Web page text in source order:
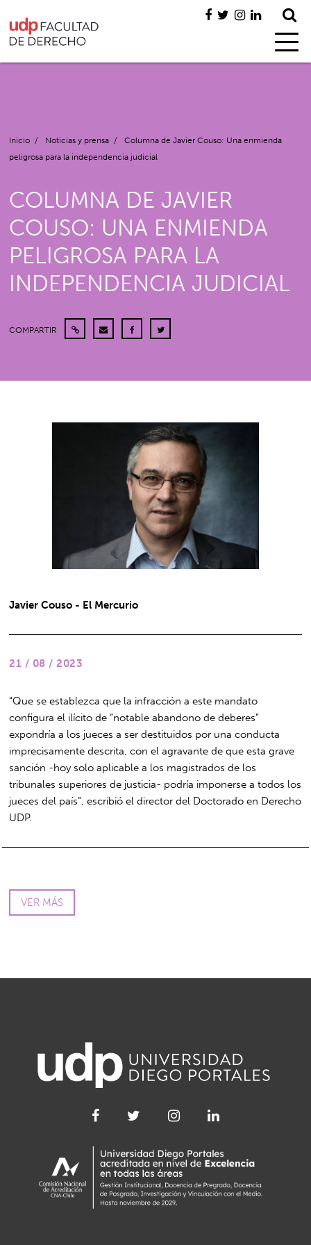
Inicio / Noticias y prensa /
Columna de Javier Couso: Una enmienda
peligrosa para la independencia judicial
COLUMNA DE JAVIER
COUSO: UNA ENMIENDA
PELIGROSA PARA LA
INDEPENDENCIA JUDICIAL
COMPARTIR
Javier Couso - El Mercurio
21 / 08 / 2023
“Que se establezca que la infracción a este mandato
configura el ilícito de “notable abandono de deberes”
expondría a los jueces a ser destituidos por una conducta
imprecisamente descrita, con el agravante de que esta grave
sanción -hoy solo aplicable a los magistrados de los
tribunales superiores de justicia- podría imponerse a todos los
jueces del país”, escribió el director del Doctorado en Derecho
UDP.
VER MÁS